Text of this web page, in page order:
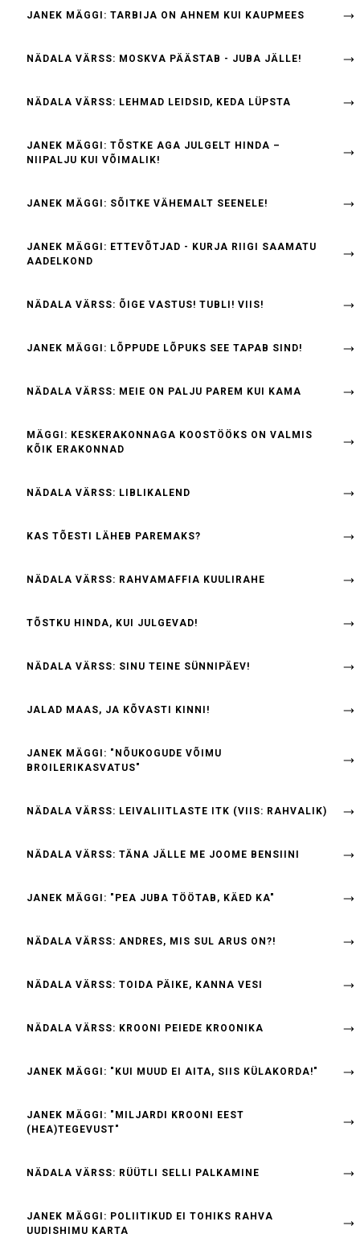
JANEK MÄGGI: TARBIJA ON AHNEM KUI KAUPMEES
NÄDALA VÄRSS: MOSKVA PÄÄSTAB - JUBA JÄLLE!
NÄDALA VÄRSS: LEHMAD LEIDSID, KEDA LÜPSTA
JANEK MÄGGI: TÕSTKE AGA JULGELT HINDA –
NIIPALJU KUI VÕIMALIK!
JANEK MÄGGI: SÕITKE VÄHEMALT SEENELE!
JANEK MÄGGI: ETTEVÕTJAD - KURJA RIIGI SAAMATU
AADELKOND
NÄDALA VÄRSS: ÕIGE VASTUS! TUBLI! VIIS!
JANEK MÄGGI: LÕPPUDE LÕPUKS SEE TAPAB SIND!
NÄDALA VÄRSS: MEIE ON PALJU PAREM KUI KAMA
MÄGGI: KESKERAKONNAGA KOOSTÖÖKS ON VALMIS
KÕIK ERAKONNAD
NÄDALA VÄRSS: LIBLIKALEND
KAS TÕESTI LÄHEB PAREMAKS?
NÄDALA VÄRSS: RAHVAMAFFIA KUULIRAHE
TÕSTKU HINDA, KUI JULGEVAD!
NÄDALA VÄRSS: SINU TEINE SÜNNIPÄEV!
JALAD MAAS, JA KÕVASTI KINNI!
JANEK MÄGGI: "NÕUKOGUDE VÕIMU
BROILERIKASVATUS"
NÄDALA VÄRSS: LEIVALIITLASTE ITK (VIIS: RAHVALIK)
NÄDALA VÄRSS: TÄNA JÄLLE ME JOOME BENSIINI
JANEK MÄGGI: "PEA JUBA TÖÖTAB, KÄED KA"
NÄDALA VÄRSS: ANDRES, MIS SUL ARUS ON?!
NÄDALA VÄRSS: TOIDA PÄIKE, KANNA VESI
NÄDALA VÄRSS: KROONI PEIEDE KROONIKA
JANEK MÄGGI: "KUI MUUD EI AITA, SIIS KÜLAKORDA!"
JANEK MÄGGI: "MILJARDI KROONI EEST
(HEA)TEGEVUST"
NÄDALA VÄRSS: RÜÜTLI SELLI PALKAMINE
JANEK MÄGGI: POLIITIKUD EI TOHIKS RAHVA
UUDISHIMU KARTA